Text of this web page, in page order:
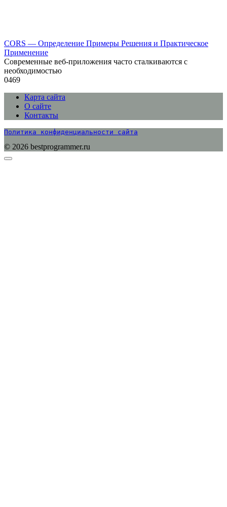
CORS — Определение Примеры Решения и Практическое
Применение
Современные веб-приложения часто сталкиваются с
необходимостью
0469
Карта сайта
О сайте
Контакты
Политика конфиденциальности сайта
© 2026 bestprogrammer.ru